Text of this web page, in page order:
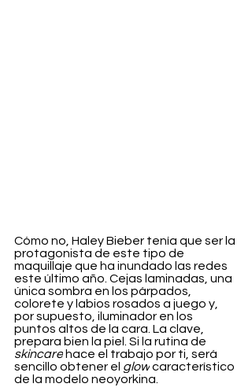
Cómo no, Haley Bieber tenía que ser la
protagonista de este tipo de
maquillaje que ha inundado las redes
este último año. Cejas laminadas, una
única sombra en los párpados,
colorete y labios rosados a juego y,
por supuesto, iluminador en los
puntos altos de la cara. La clave,
prepara bien la piel. Si la rutina de
skincare hace el trabajo por ti, será
sencillo obtener el glow característico
de la modelo neoyorkina.